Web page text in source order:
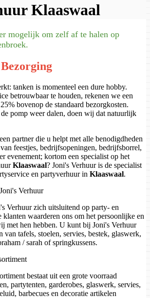
Klaaswaal
mogelijk om zelf af te halen op
tanken is momenteel een dure hobby.
betrouwbaar te houden, rekenen we een
bovenop de standaard bezorgkosten.
pomp weer dalen, doen wij dat natuurlijk
partner die u helpt met alle benodigdheden
feestjes, bedrijfsopeningen, bedrijfsborrel,
evenement; kortom een specialist op het
Klaaswaal? Joni's Verhuur is de specialist
en partyverhuur in Klaaswaal.
Verhuur
Verhuur zich uitsluitend op party- en
klanten waarderen ons om het persoonlijke en
met hen hebben. U kunt bij Joni's Verhuur
van tafels, stoelen, servies, bestek, glaswerk,
/ sarah of springkussens.
bestaat uit een grote voorraad
partytenten, garderobes, glaswerk, servies,
barbecues en decoratie artikelen